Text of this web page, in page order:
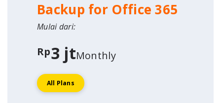
Backup for Office 365
Mulai dari:
Rp3 jtMonthly
All Plans